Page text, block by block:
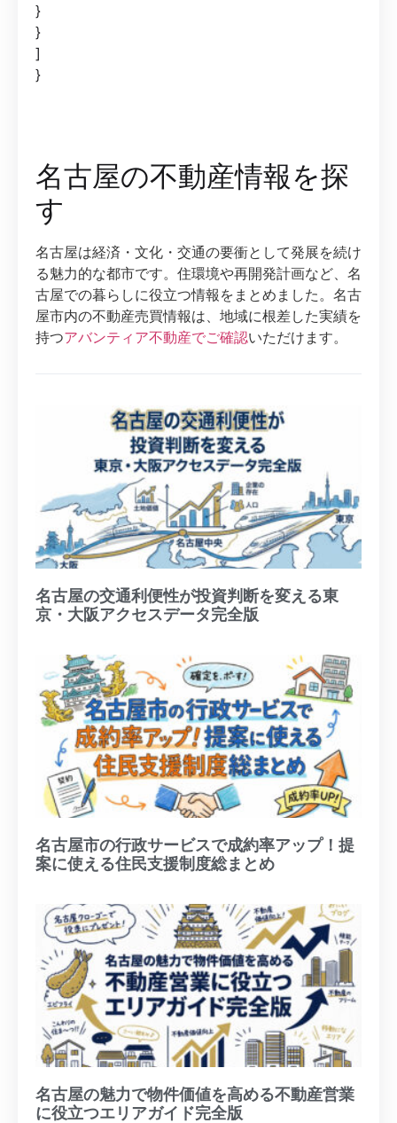
}
}
]
}
名古屋の不動産情報を探
す
名古屋は経済・文化・交通の要衝として発展を続け
る魅力的な都市です。住環境や再開発計画など、名
古屋での暮らしに役立つ情報をまとめました。名古
屋市内の不動産売買情報は、地域に根差した実績を
持つアバンティア不動産でご確認いただけます。
名古屋の交通利便性が投資判断を変える東
京・大阪アクセスデータ完全版
名古屋市の行政サービスで成約率アップ！提
案に使える住民支援制度総まとめ
名古屋の魅力で物件価値を高める不動産営業
に役立つエリアガイド完全版